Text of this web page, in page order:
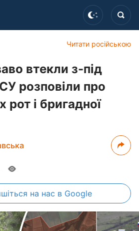
Читати російською
втекли з-під
розповіли про
рот і бригадної
на нас в Google